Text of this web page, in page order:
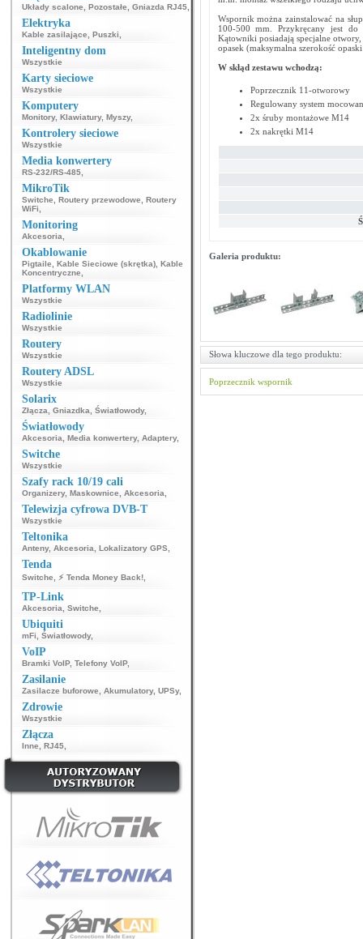
Układy scalone Pozostałe Gniazda RJ45
Elektryka
Kable zasilające Puszki
Inteligentny dom
Wszystkie
Karty sieciowe
Wszystkie
Komputery
Monitory, Klawiatury, Myszy,
Kontrolery sieciowe
Wszystkie
Media konwertery
RS-232/RS-485
MikroTik
Switche Routery przewodowe
Routery
WiFi
Monitoring
Akcesoria
Okablowanie
Pigtaile Kable Sieciowe (skrętka) Kable
Koncentryczne
Platformy WLAN
Wszystkie
Radiolinie
Wszystkie
Routery
Wszystkie
Routery ADSL
Wszystkie
Solarix
Złącza Gniazdka Światłowody,
Światłowody
Akcesoria Media konwertery, Adaptery,
Switche
Wszystkie
Szafy rack 10/19 cali
Organizery, Maskownice Akcesoria
Telewizja cyfrowa DVB-T
Wszystkie
Teltonika
Anteny, Akcesoria Lokalizatory GPS
Tenda
Switche ⚡ Tenda Money Back!
TP-Link
Akcesoria Switche
Ubiquiti
mFi Światłowody,
VoIP
Bramki VoIP, Telefony VoIP,
Zasilanie
Zasilacze buforowe Akumulatory, UPSy,
Zdrowie
Wszystkie
Złącza
Inne RJ45
Wspornik można zainstalować na
100-500 mm. Przykręcany jest
Kątowniki posiadają specjalne
opasek (maksymalna szerokość
W skłąd zestawu wchodzą:
Poprzecznik 11-otworowy
Regulowany system
2x śruby montażowe M14
2x nakrętki M14
Galeria produktu:
Słowa kluczowe dla tego produktu:
Poprzecznik wspornik